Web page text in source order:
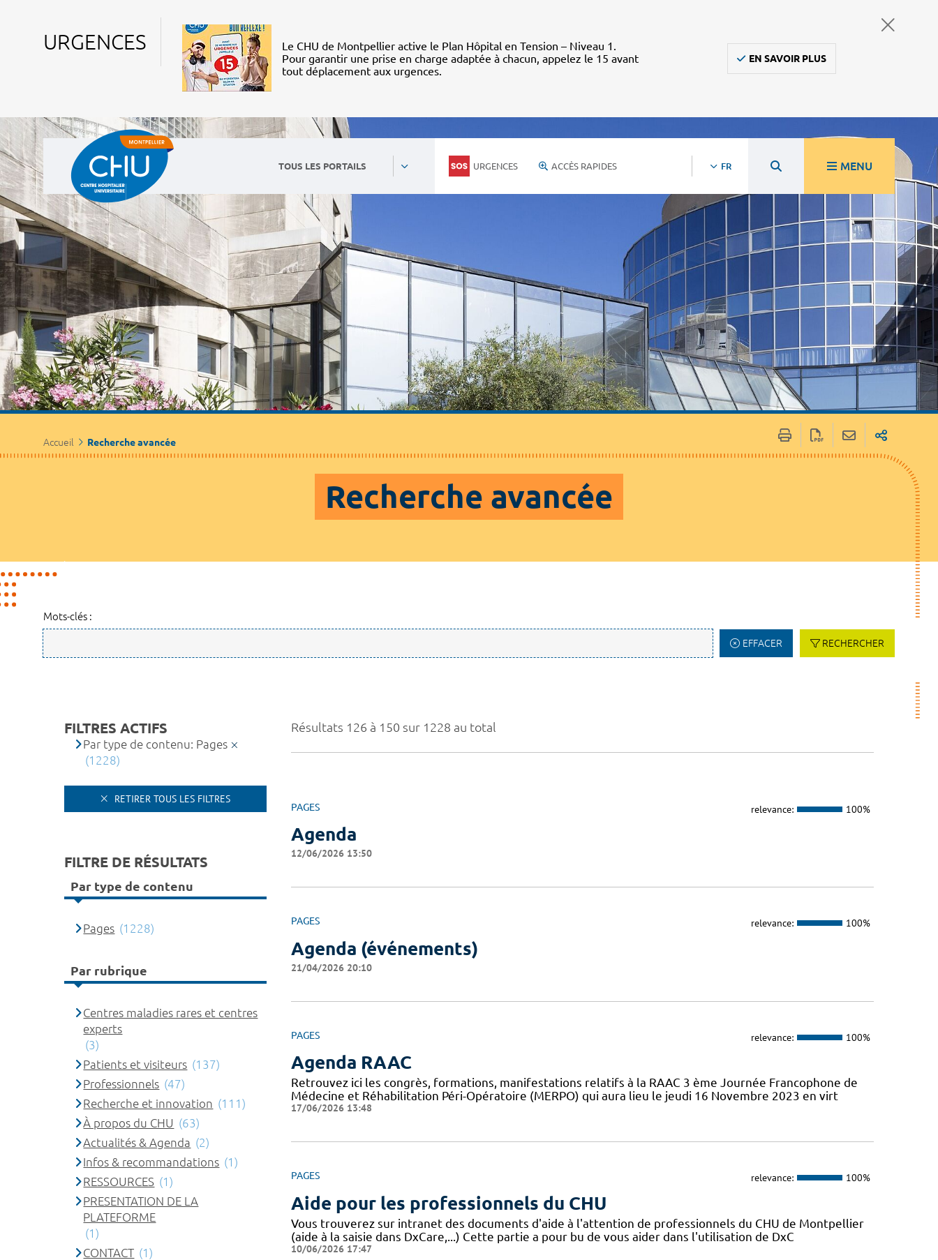
URGENCES
Le CHU de Montpellier active le Plan Hôpital en Tension – Niveau 1.
Pour garantir une prise en charge adaptée à chacun, appelez le 15 avant
tout déplacement aux urgences.
EN SAVOIR PLUS
TOUS LES PORTAILS URGENCES ACCÈS RAPIDES FR MENU
Accueil Recherche avancée
Recherche avancée
Mots-clés :
EFFACER RECHERCHER
Résultats 126 à 150 sur 1228 au total
PAGES relevance: 100%
Agenda
12/06/2026 13:50
PAGES relevance: 100%
Agenda (événements)
21/04/2026 20:10
PAGES relevance: 100%
Agenda RAAC
Retrouvez ici les congrès, formations, manifestations relatifs à la RAAC 3 ème Journée Francophone de
Médecine et Réhabilitation Péri-Opératoire (MERPO) qui aura lieu le jeudi 16 Novembre 2023 en virt
17/06/2026 13:48
PAGES relevance: 100%
Aide pour les professionnels du CHU
Vous trouverez sur intranet des documents d'aide à l'attention de professionnels du CHU de Montpellier
(aide à la saisie dans DxCare,...) Cette partie a pour bu de vous aider dans l'utilisation de DxC
10/06/2026 17:47
FILTRES ACTIFS
Par type de contenu: Pages
(1228)
RETIRER TOUS LES FILTRES
FILTRE DE RÉSULTATS
Par type de contenu
Pages (1228)
Par rubrique
Centres maladies rares et centres
experts
(3)
Patients et visiteurs (137)
Professionnels (47)
Recherche et innovation (111)
À propos du CHU (63)
Actualités & Agenda (2)
Infos & recommandations (1)
RESSOURCES (1)
PRESENTATION DE LA
PLATEFORME
(1)
CONTACT (1)